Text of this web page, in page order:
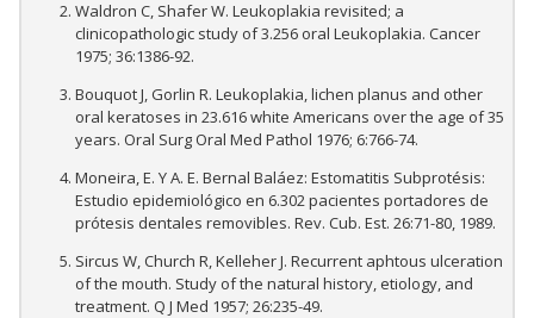
Waldron C, Shafer W. Leukoplakia revisited; a
clinicopathologic study of 3.256 oral Leukoplakia. Cancer
1975; 36:1386-92.
Bouquot J, Gorlin R. Leukoplakia, lichen planus and other
oral keratoses in 23.616 white Americans over the age of 35
years. Oral Surg Oral Med Pathol 1976; 6:766-74.
Moneira, E. Y A. E. Bernal Baláez: Estomatitis Subprotésis:
Estudio epidemiológico en 6.302 pacientes portadores de
prótesis dentales removibles. Rev. Cub. Est. 26:71-80, 1989.
Sircus W, Church R, Kelleher J. Recurrent aphtous ulceration
of the mouth. Study of the natural history, etiology, and
treatment. Q J Med 1957; 26:235-49.